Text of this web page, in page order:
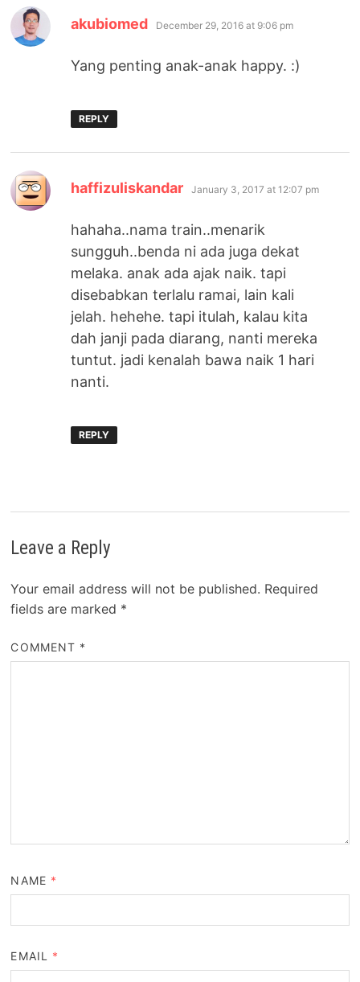
akubiomed says:
December 29, 2016 at 9:06 pm
Yang penting anak-anak happy. :)
REPLY
haffizuliskandar says:
January 3, 2017 at 12:07 pm
hahaha..nama train..menarik
sungguh..benda ni ada juga dekat
melaka. anak ada ajak naik. tapi
disebabkan terlalu ramai, lain kali
jelah. hehehe. tapi itulah, kalau kita
dah janji pada diarang, nanti mereka
tuntut. jadi kenalah bawa naik 1 hari
nanti.
REPLY
Leave a Reply
Your email address will not be published. Required
fields are marked *
COMMENT *
NAME *
EMAIL *